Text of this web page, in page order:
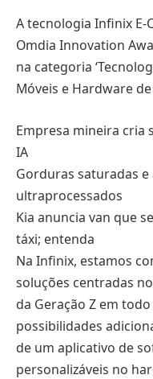
A tecnologia Infinix
Omdia Innovation
na categoria
Móveis e Hardware
Empresa mineira cria
IA
Gorduras saturadas
ultraprocessados
Kia anuncia van que
táxi; entenda
Na Infinix, estamos
soluções centradas
da Geração Z em
possibilidades
de um aplicativo de
personalizáveis no